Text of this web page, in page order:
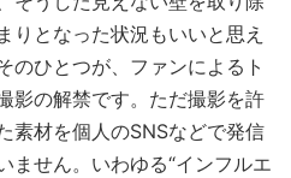
りとなった状況もいいと思え
のひとつが、ファンによるト
影の解禁です。ただ撮影を許
素材を個人のSNSなどで発信
ません。いわゆる“インフルエ